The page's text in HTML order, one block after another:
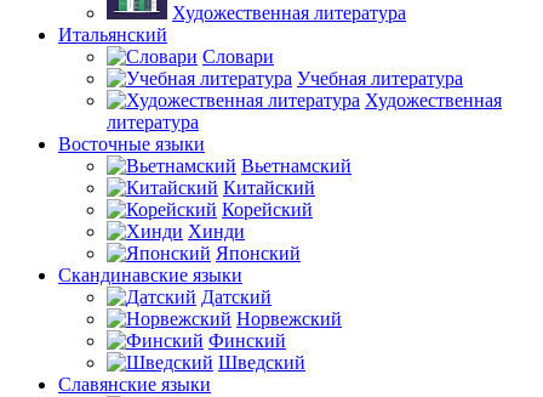
Художественная литература
Итальянский
Словари
Учебная литература
Художественная
литература
Восточные языки
Вьетнамский
Китайский
Корейский
Хинди
Японский
Скандинавские языки
Датский
Норвежский
Финский
Шведский
Славянские языки